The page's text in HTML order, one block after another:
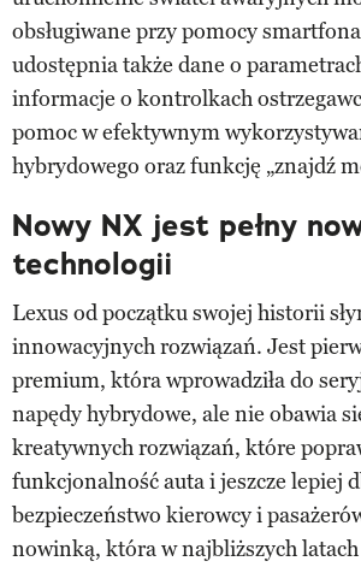
obsługiwane przy pomocy
udostępnia także dane o
informacje o kontrolkach
pomoc w efektywnym
hybrydowego oraz funkcję „znajdź
Nowy NX jest pełny
technologii
Lexus od początku swojej historii
innowacyjnych rozwiązań. Jest
premium, która wprowadziła do
napędy hybrydowe, ale nie obawia
kreatywnych rozwiązań, które
funkcjonalność auta i jeszcze lepiej
bezpieczeństwo kierowcy i
nowinką, która w najbliższych